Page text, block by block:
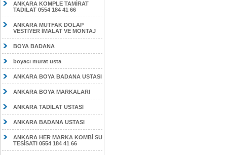
ANKARA KOMPLE TAMİRAT
TADİLAT 0554 184 41 66
ANKARA MUTFAK DOLAP
VESTİYER İMALAT VE MONTAJ
BOYA BADANA
boyacı murat usta
ANKARA BOYA BADANA USTASI
ANKARA BOYA MARKALARI
ANKARA TADİLAT USTASİ
ANKARA BADANA USTASI
ANKARA HER MARKA KOMBİ SU
TESİSATI 0554 184 41 66